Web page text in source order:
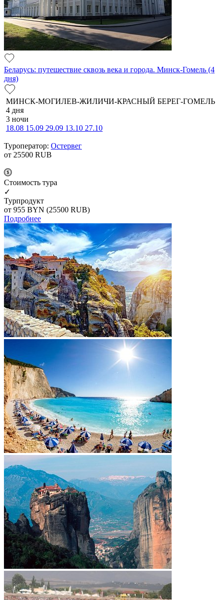
Беларусь: путешествие сквозь века и города. Минск-Гомель (4
дня)
МИНСК-МОГИЛЕВ-ЖИЛИЧИ-КРАСНЫЙ БЕРЕГ-ГОМЕЛЬ
4 дня
3 ночи
18.08 15.09 29.09 13.10 27.10
Туроператор: Остервег
от 25500 RUB
Cтоимость тура
✓
Турпродукт
от 955 BYN (25500 RUB)
Подробнее